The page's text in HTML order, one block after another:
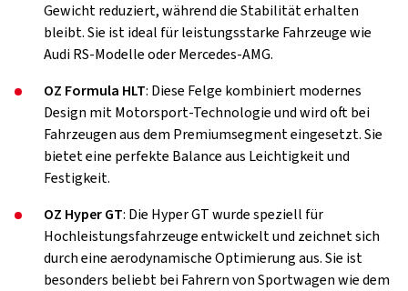
Gewicht reduziert, während die Stabilität erhalten
bleibt. Sie ist ideal für leistungsstarke Fahrzeuge wie
Audi RS-Modelle oder Mercedes-AMG.
OZ Formula HLT: Diese Felge kombiniert modernes
Design mit Motorsport-Technologie und wird oft bei
Fahrzeugen aus dem Premiumsegment eingesetzt. Sie
bietet eine perfekte Balance aus Leichtigkeit und
Festigkeit.
OZ Hyper GT: Die Hyper GT wurde speziell für
Hochleistungsfahrzeuge entwickelt und zeichnet sich
durch eine aerodynamische Optimierung aus. Sie ist
besonders beliebt bei Fahrern von Sportwagen wie dem